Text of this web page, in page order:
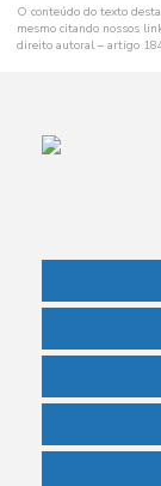
Microtubo para
Microtubo para
Papel filtro
Phmetro digital
Phmetro portátil
O conteúdo do texto
mesmo citando nossos
direito autoral – artigo